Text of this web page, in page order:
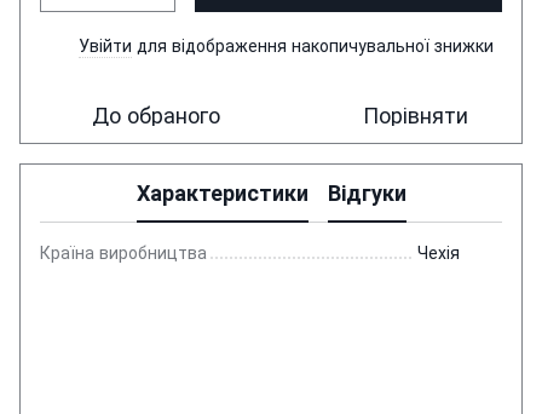
Увійти для відображення накопичувальної знижки
До обраного Порівняти
Характеристики Відгуки
Країна виробництва Чехія